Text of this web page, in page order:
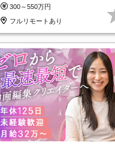
300～550万円
フルリモートあり